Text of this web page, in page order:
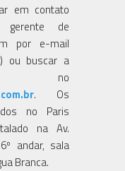
em contato
gerente de
por e-mail
) ou buscar a
no
. Os
no Paris
na Av.
andar, sala
Branca.